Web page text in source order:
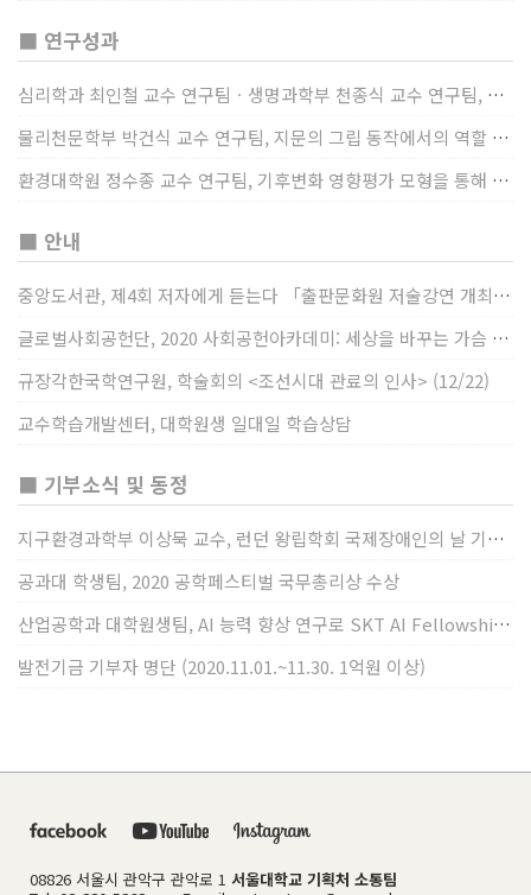
■ 연구성과
심리학과 최인철 교수 연구팀ㆍ생명과학부 천종식 교수 연구팀, 장내 마이크로바이옴과 정서적 웰빙간 관계 규명
물리천문학부 박건식 교수 연구팀, 지문의 그립 동작에서의 역할 및 원리 규명
환경대학원 정수종 교수 연구팀, 기후변화 영향평가 모형을 통해 기후변화에 따른 급격한 토양수분의 감소가 발생하는 지역과 시간을 규명
■ 안내
중앙도서관, 제4회 저자에게 듣는다 「출판문화원 저술강연 개최」(12/17)
글로벌사회공헌단, 2020 사회공헌아카데미: 세상을 바꾸는 가슴 따뜻한 나눔(12/23~24)
규장각한국학연구원, 학술회의 <조선시대 관료의 인사> (12/22)
교수학습개발센터, 대학원생 일대일 학습상담
■ 기부소식 및 동정
지구환경과학부 이상묵 교수, 런던 왕립학회 국제장애인의 날 기념 “전 세계 장애가 있는 과학자”에 소개
공과대 학생팀, 2020 공학페스티벌 국무총리상 수상
산업공학과 대학원생팀, AI 능력 향상 연구로 SKT AI Fellowship 2기 최우수팀 선정
발전기금 기부자 명단 (2020.11.01.~11.30. 1억원 이상)
08826 서울시 관악구 관악로 1 서울대학교 기획처 소통팀